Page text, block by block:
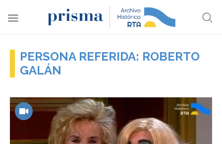
PERSONA REFERIDA: ROBERTO
GALÁN